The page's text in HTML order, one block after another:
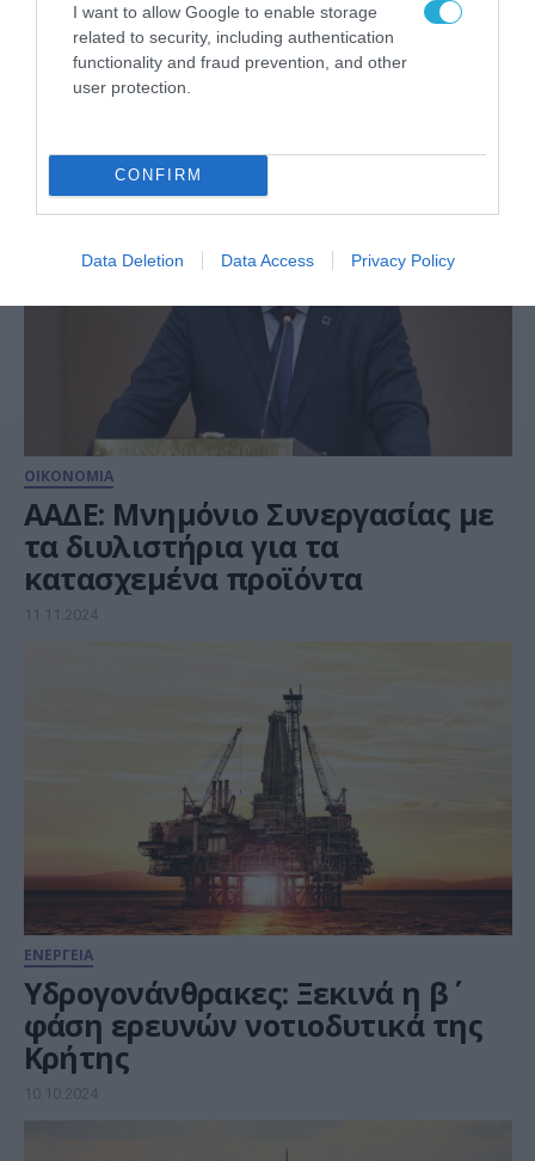
I want to allow Google to enable storage
related to security, including authentication
functionality and fraud prevention, and other
user protection.
CONFIRM
Data Deletion Data Access Privacy Policy
HELLENiQ ENERGY: Εξαγορά νέου
χαρτοφυλακίου έργων ΑΠΕ 110
MW στην Κοζάνη
ΟΙΚΟΝΟΜΙΑ
ΑΑΔΕ: Μνημόνιο Συνεργασίας με
τα διυλιστήρια για τα
κατασχεμένα προϊόντα
11.11.2024
ΕΝΕΡΓΕΙΑ
Υδρογονάνθρακες: Ξεκινά η β΄
φάση ερευνών νοτιοδυτικά της
Κρήτης
10.10.2024